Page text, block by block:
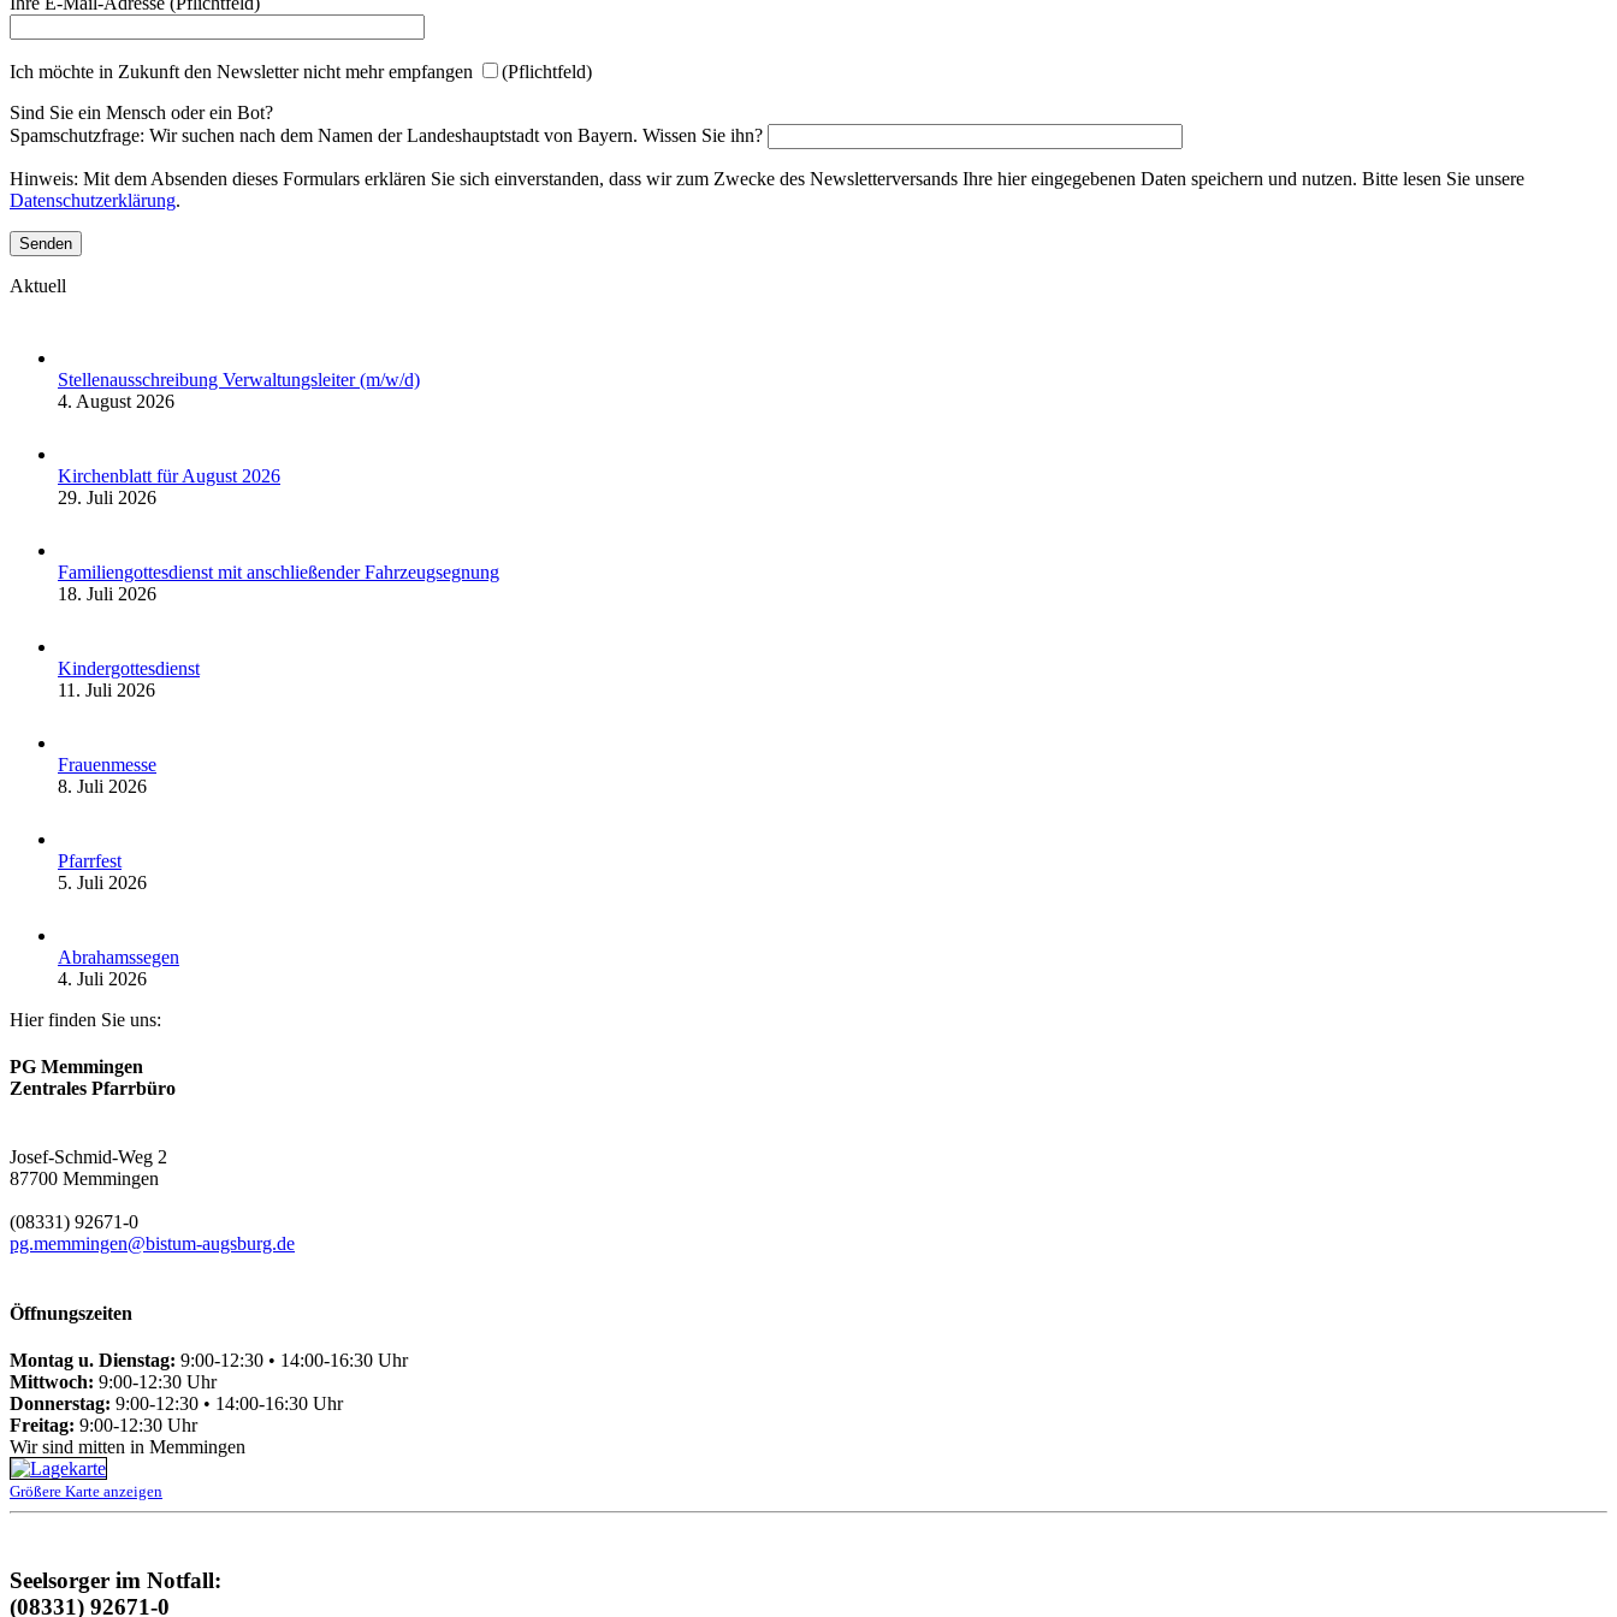
Ich möchte in Zukunft den Newsletter nicht mehr empfangen
(Pflichtfeld)
Sind Sie ein Mensch oder ein Bot?
Spamschutzfrage: Wir suchen nach dem Namen der Landeshauptstadt von Bayern. Wissen Sie ihn?
Hinweis: Mit dem Absenden dieses Formulars erklären Sie sich einverstanden, dass wir zum Zwecke des Newsletterversands Ihre hier eingegebenen Daten speichern und nutzen. Bitte lesen Sie unsere
Datenschutzerklärung.
Aktuell
Stellenausschreibung Verwaltungsleiter (m/w/d)
4. August 2026
Kirchenblatt für August 2026
29. Juli 2026
Familiengottesdienst mit anschließender Fahrzeugsegnung
18. Juli 2026
Kindergottesdienst
11. Juli 2026
Frauenmesse
8. Juli 2026
Pfarrfest
5. Juli 2026
Abrahamssegen
4. Juli 2026
Hier finden Sie uns:
PG Memmingen
Zentrales Pfarrbüro
Josef-Schmid-Weg 2
87700 Memmingen
(08331) 92671-0
pg.memmingen@bistum-augsburg.de
Öffnungszeiten
Montag u. Dienstag: 9:00-12:30 • 14:00-16:30 Uhr
Mittwoch: 9:00-12:30 Uhr
Donnerstag: 9:00-12:30 • 14:00-16:30 Uhr
Freitag: 9:00-12:30 Uhr
Wir sind mitten in Memmingen
Größere Karte anzeigen
Seelsorger im Notfall:
(08331) 92671-0